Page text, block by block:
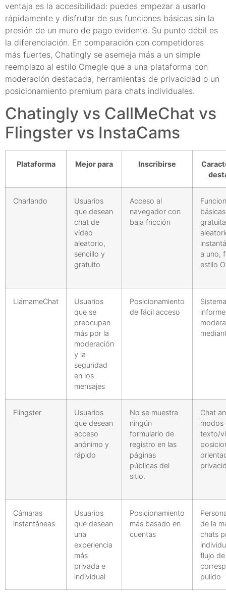
ventaja es la accesibilidad: puedes empezar a usarlo
rápidamente y disfrutar de sus funciones básicas sin la
presión de un muro de pago evidente. Su punto débil es
la diferenciación. En comparación con competidores
más fuertes, Chatingly se asemeja más a un simple
reemplazo al estilo Omegle que a una plataforma con
moderación destacada, herramientas de privacidad o un
posicionamiento premium para chats individuales.
Chatingly vs CallMeChat vs
Flingster vs InstaCams
Plataforma Mejor para Inscribirse
Charlando
Usuarios
que desean
chat de
vídeo
aleatorio,
sencillo y
gratuito
Acceso al
navegador con
baja fricción
básicas
a uno,
estilo
LlámameChat
Usuarios
que se
preocupan
más por la
moderación
y la
seguridad
en los
mensajes
Posicionamiento
de fácil acceso
Flingster
Usuarios
que desean
acceso
anónimo y
rápido
No se muestra
ningún
formulario de
registro en las
páginas
públicas del
sitio.
Chat
modos
texto/
Cámaras
instantáneas
Usuarios
que desean
una
experiencia
más
privada e
individual
Posicionamiento
más basado en
cuentas
de la
chats
flujo de
pulido